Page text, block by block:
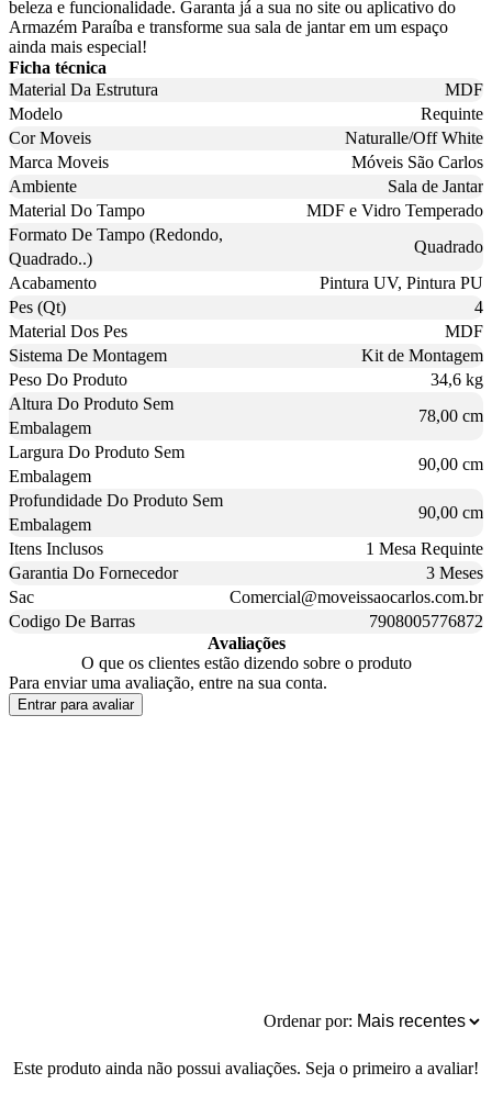
beleza e funcionalidade. Garanta já a sua no site ou aplicativo do
Armazém Paraíba e transforme sua sala de jantar em um espaço
ainda mais especial!
Ficha técnica
Material Da Estrutura
MDF
Modelo
Requinte
Cor Moveis
Naturalle/Off White
Marca Moveis
Móveis São Carlos
Ambiente
Sala de Jantar
Material Do Tampo
MDF e Vidro Temperado
Formato De Tampo (Redondo,
Quadrado..)
Quadrado
Acabamento
Pintura UV, Pintura PU
Pes (Qt)
4
Material Dos Pes
MDF
Sistema De Montagem
Kit de Montagem
Peso Do Produto
34,6 kg
Altura Do Produto Sem
Embalagem
78,00 cm
Largura Do Produto Sem
Embalagem
90,00 cm
Profundidade Do Produto Sem
Embalagem
90,00 cm
Itens Inclusos
1 Mesa Requinte
Garantia Do Fornecedor
3 Meses
Sac
Comercial@moveissaocarlos.com.br
Codigo De Barras
7908005776872
Avaliações
O que os clientes estão dizendo sobre o produto
Para enviar uma avaliação, entre na sua conta.
Entrar para avaliar
Ordenar por:
Este produto ainda não possui avaliações. Seja o primeiro a avaliar!